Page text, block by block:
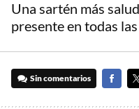
Una sartén más
presente en todas
Sin comentarios